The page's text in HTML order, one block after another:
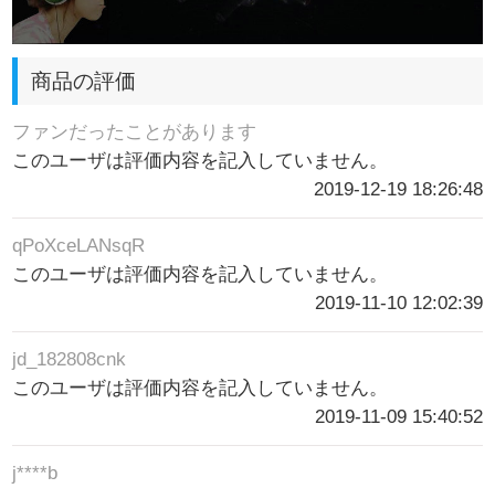
商品の評価
ファンだったことがあります
このユーザは評価内容を記入していません。
2019-12-19 18:26:48
qPoXceLANsqR
このユーザは評価内容を記入していません。
2019-11-10 12:02:39
jd_182808cnk
このユーザは評価内容を記入していません。
2019-11-09 15:40:52
j****b